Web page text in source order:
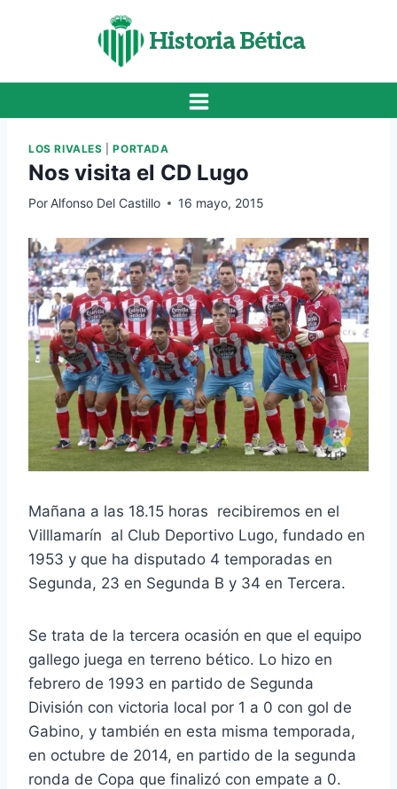
Historia Bética
LOS RIVALES |PORTADA
Nos visita el CD Lugo
Por Alfonso Del Castillo 16 mayo, 2015
Mañana a las 18.15 horas recibiremos en el
Villlamarín al Club Deportivo Lugo, fundado en
1953 y que ha disputado 4 temporadas en
Segunda, 23 en Segunda B y 34 en Tercera.
Se trata de la tercera ocasión en que el equipo
gallego juega en terreno bético. Lo hizo en
febrero de 1993 en partido de Segunda
División con victoria local por 1 a 0 con gol de
Gabino, y también en esta misma temporada,
en octubre de 2014, en partido de la segunda
ronda de Copa que finalizó con empate a 0.